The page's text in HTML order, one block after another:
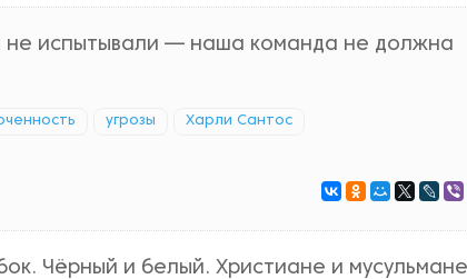
не испытывали — наша команда не должна
угрозы Харли Сантос
Чёрный и белый. Христиане и